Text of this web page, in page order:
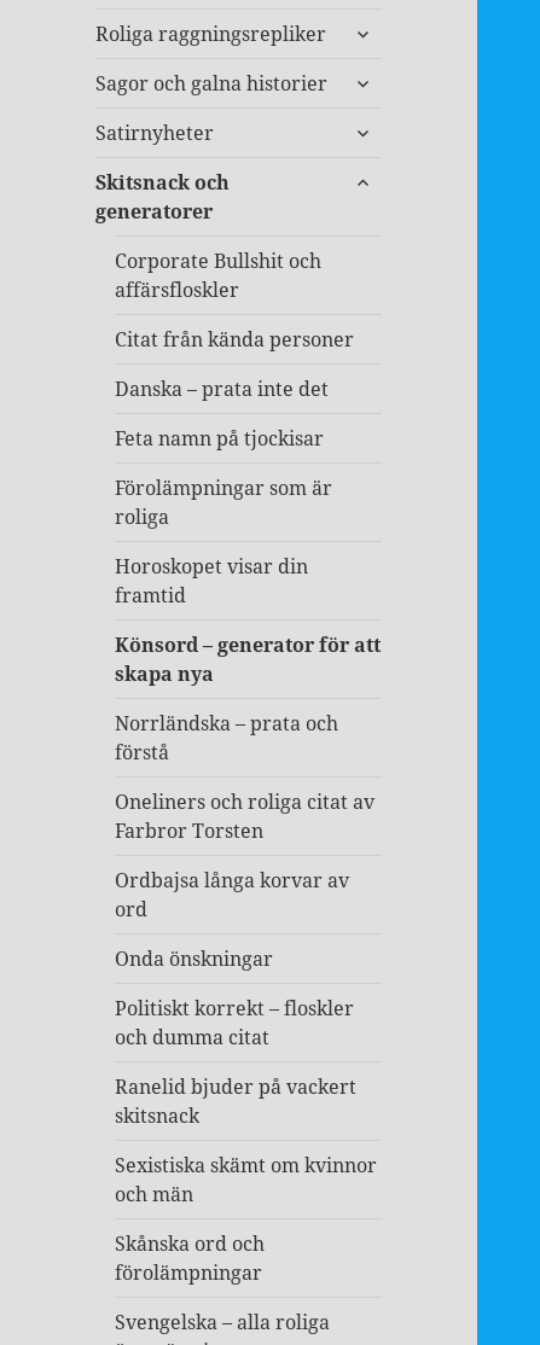
Roliga raggningsrepliker
expandera
Sagor och galna historier
expandera
Satirnyheter
expandera
Skitsnack och
generatorer
expandera
Corporate Bullshit och
affärsfloskler
Citat från kända personer
Danska – prata inte det
Feta namn på tjockisar
Förolämpningar som är
roliga
Horoskopet visar din
framtid
Könsord – generator för att
skapa nya
Norrländska – prata och
förstå
Oneliners och roliga citat av
Farbror Torsten
Ordbajsa långa korvar av
ord
Onda önskningar
Politiskt korrekt – floskler
och dumma citat
Ranelid bjuder på vackert
skitsnack
Sexistiska skämt om kvinnor
och män
Skånska ord och
förolämpningar
Svengelska – alla roliga